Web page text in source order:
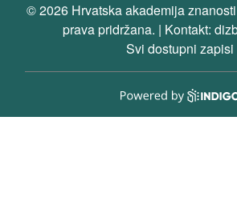
© 2026 Hrvatska akademija
prava pridržana. | Kontakt:
Svi dostupni zapisi